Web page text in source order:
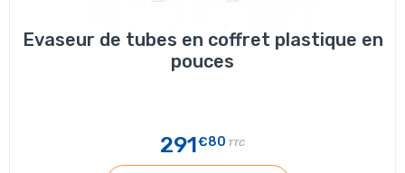
Evaseur de tubes en coffret plastique en
pouces
291€80 TTC